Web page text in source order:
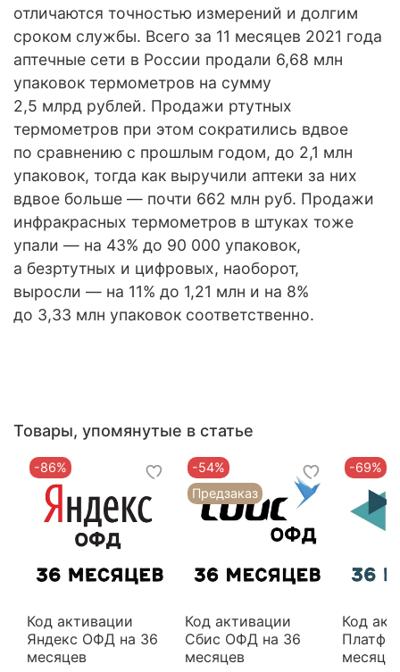
отличаются точностью измерений и долгим
сроком службы. Всего за 11 месяцев 2021 года
аптечные сети в России продали 6,68 млн
упаковок термометров на сумму
2,5 млрд рублей. Продажи ртутных
термометров при этом сократились вдвое
по сравнению с прошлым годом, до 2,1 млн
упаковок, тогда как выручили аптеки за них
вдвое больше — почти 662 млн руб. Продажи
инфракрасных термометров в штуках тоже
упали — на 43% до 90 000 упаковок,
а безртутных и цифровых, наоборот,
выросли — на 11% до 1,21 млн и на 8%
до 3,33 млн упаковок соответственно.
Товары, упомянутые в статье
-86%
Код активации
Яндекс ОФД на 36
месяцев
-54%
Предзаказ
Код активации
Сбис ОФД на 36
месяцев
-69%
Код